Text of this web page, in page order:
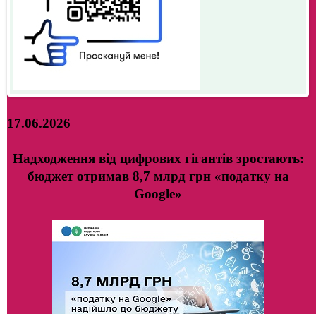
17.06.2026
Надходження від цифрових гігантів зростають:
бюджет отримав 8,7 млрд грн «податку на
Google»